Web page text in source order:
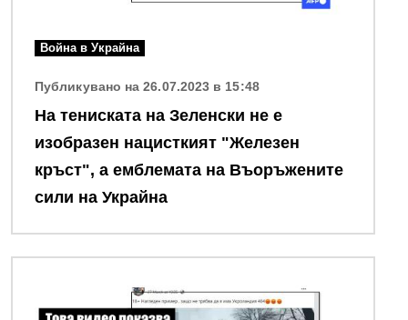
Война в Украйна
Публикувано на 26.07.2023 в 15:48
На тениската на Зеленски не е
изобразен нацисткият "Железен
кръст", а емблемата на Въоръжените
сили на Украйна